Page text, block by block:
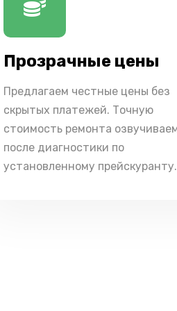
Прозрачные цены
Предлагаем честные цены без
скрытых платежей. Точную
стоимость ремонта
после диагностики по
установленному прейскуранту.